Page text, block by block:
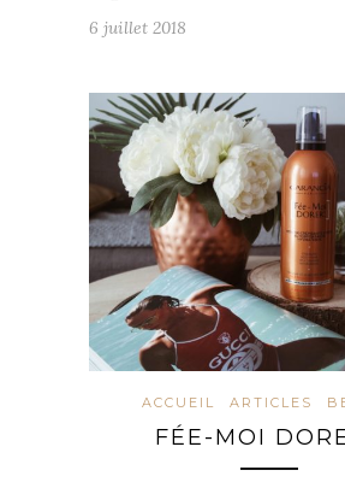
6 juillet 2018
ACCUEIL ARTICLES
FÉE-MOI